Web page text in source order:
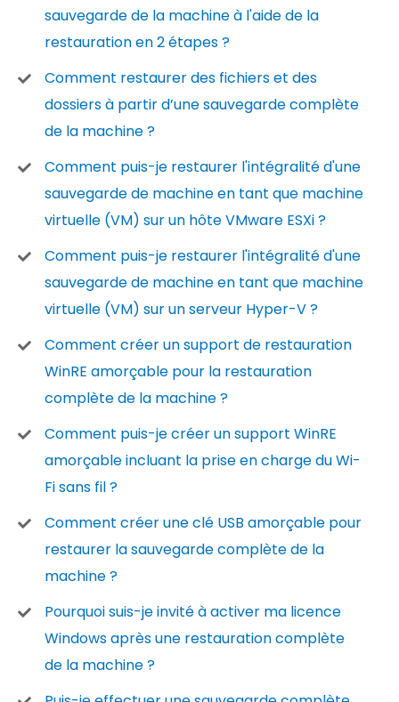
sauvegarde de la machine à l'aide de la
restauration en 2 étapes ?
Comment restaurer des fichiers et des
dossiers à partir d’une sauvegarde complète
de la machine ?
Comment puis-je restaurer l'intégralité d'une
sauvegarde de machine en tant que machine
virtuelle (VM) sur un hôte VMware ESXi ?
Comment puis-je restaurer l'intégralité d'une
sauvegarde de machine en tant que machine
virtuelle (VM) sur un serveur Hyper-V ?
Comment créer un support de restauration
WinRE amorçable pour la restauration
complète de la machine ?
Comment puis-je créer un support WinRE
amorçable incluant la prise en charge du Wi-
Fi sans fil ?
Comment créer une clé USB amorçable pour
restaurer la sauvegarde complète de la
machine ?
Pourquoi suis-je invité à activer ma licence
Windows après une restauration complète
de la machine ?